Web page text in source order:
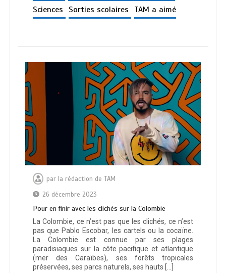
Sciences
Sorties scolaires TAM a aimé
par la rédaction de TAM
26 décembre 2023
Pour en finir avec les clichés sur la Colombie
La Colombie, ce n’est pas que les clichés, ce n’est
pas que Pablo Escobar, les cartels ou la cocaïne.
La Colombie est connue par ses plages
paradisiaques sur la côte pacifique et atlantique
(mer des Caraïbes), ses forêts tropicales
préservées, ses parcs naturels, ses hauts […]